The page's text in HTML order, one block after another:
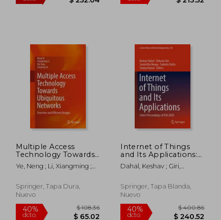
45%
dcto. $ 252.04
40%
dcto.
Multiple Access
Technology Towards
Ubiquitous Networks:
Overview and
Inglés)
Ye, Neng ; Li, Xiangming ;
Springer, Tapa Dura,
Nuevo
Internet of Things
and Its Applications:
Select Proceedings of
Icia 2020 (en Inglés)
Dahal, Keshav ; Giri,
Springer, Tapa Blanda,
Nuevo